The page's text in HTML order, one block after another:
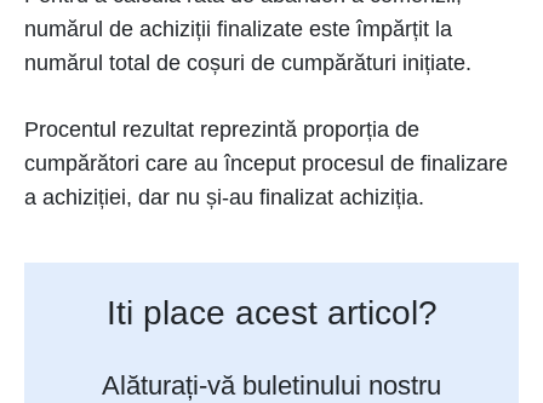
numărul de achiziții finalizate este împărțit la
numărul total de coșuri de cumpărături inițiate.
Procentul rezultat reprezintă proporția de
cumpărători care au început procesul de finalizare
a achiziției, dar nu și-au finalizat achiziția.
Iti place acest articol?
Alăturați-vă buletinului nostru